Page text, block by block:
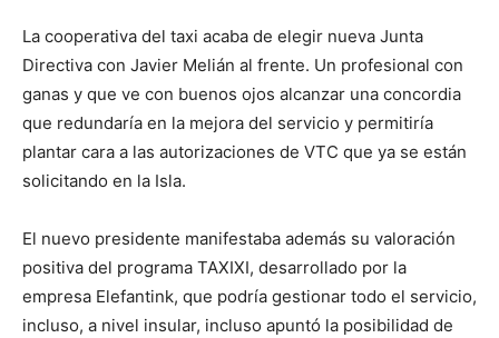
La cooperativa del taxi acaba de elegir nueva Junta
Directiva con Javier Melián al frente. Un profesional con
ganas y que ve con buenos ojos alcanzar una concordia
que redundaría en la mejora del servicio y permitiría
plantar cara a las autorizaciones de VTC que ya se están
solicitando en la Isla.
El nuevo presidente manifestaba además su valoración
positiva del programa TAXIXI, desarrollado por la
empresa Elefantink, que podría gestionar todo el servicio,
incluso, a nivel insular, incluso apuntó la posibilidad de